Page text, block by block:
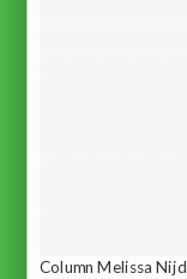
Column Melissa